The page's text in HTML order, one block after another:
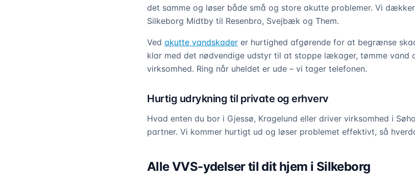
det samme og løser både små og store akutte problemer. Vi
Silkeborg Midtby til Resenbro, Svejbæk og Them.
Ved akutte vandskader er hurtighed afgørende for at begrænse
klar med det nødvendige udstyr til at stoppe lækager, tømme vand
virksomhed. Ring når uheldet er ude – vi tager telefonen.
Hurtig udrykning til private og erhverv
Hvad enten du bor i Gjessø, Kragelund eller driver virksomhed i
partner. Vi kommer hurtigt ud og løser problemet effektivt, så
Alle VVS-ydelser til dit hjem i Silkeborg